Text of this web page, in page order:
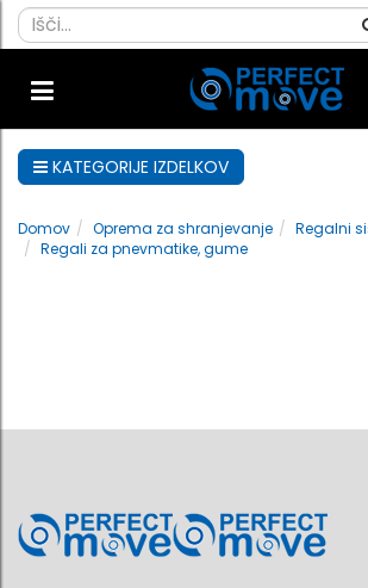
KATEGORIJE IZDELKOV
Domov Oprema za shranjevanje
Regalni
Regali za pnevmatike, gume